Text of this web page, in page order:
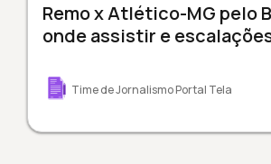
Remo x Atlético-MG pelo
onde assistir e
Time de Jornalismo Portal Tela